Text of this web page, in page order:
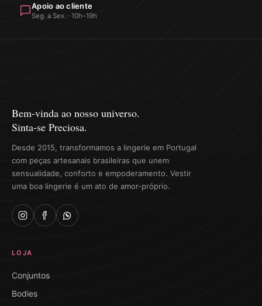
Apoio ao cliente
Seg. a Sex. · 10h–19h
Bem-vinda ao nosso universo.
Sinta-se Preciosa.
Desde 2015, transformamos a lingerie em Portugal
com peças artesanais brasileiras que unem
sensualidade, conforto e empoderamento. Vestir
uma boa lingerie é um ato de amor-próprio.
LOJA
Conjuntos
Bodies